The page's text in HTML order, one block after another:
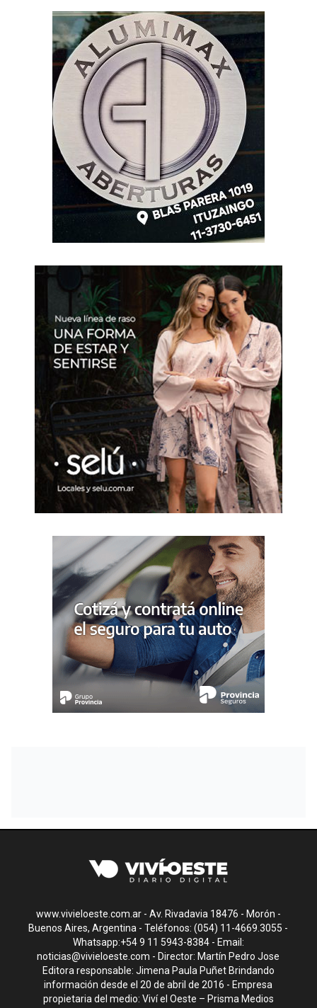
www.vivieloeste.com.ar - Av. Rivadavia 18476 - Morón -
Buenos Aires, Argentina - Teléfonos: (054) 11-4669.3055 -
Whatsapp:+54 9 11 5943-8384 - Email:
noticias@vivieloeste.com - Director: Martín Pedro Jose
Editora responsable: Jimena Paula Puñet Brindando
información desde el 20 de abril de 2016 - Empresa
propietaria del medio: Viví el Oeste – Prisma Medios